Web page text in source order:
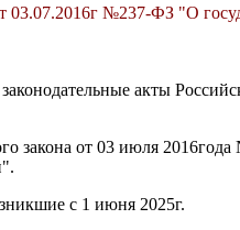
03.07.2016г №237-ФЗ "О
акты
закона от 03 июля
с 1 июня 2025г.